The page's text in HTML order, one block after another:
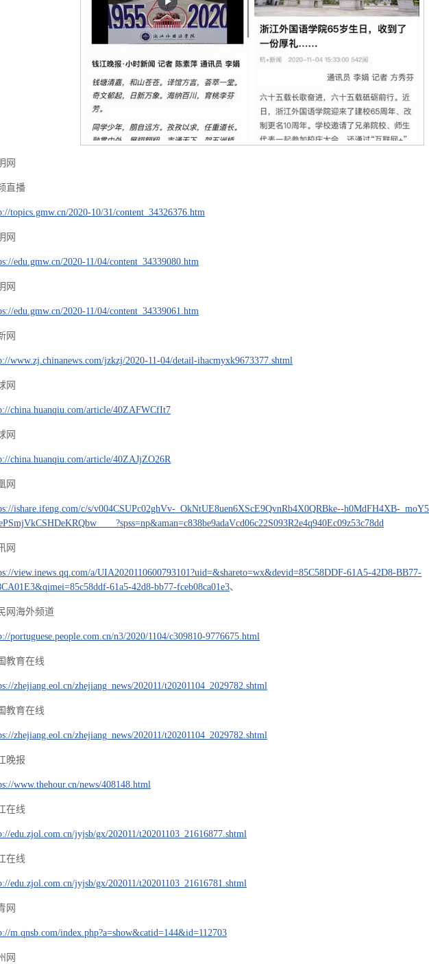
网
直播
topics.gmw.cn/2020-10/31/content_34326376.htm
网
edu.gmw.cn/2020-11/04/content_34339080.htm
网
edu.gmw.cn/2020-11/04/content_34339061.htm
网
www.zj.chinanews.com/jzkzj/2020-11-04/detail-ihacmyxk9673377.shtml
网
china.huanqiu.com/article/40ZAFWCfIt7
网
china.huanqiu.com/article/40ZAJjZO26R
网
ishare.ifeng.com/c/s/v004CSUPc02ghVv-_OkNtUE8uen6XScE9QvnRb4X0QRBke--h0MdFH4XB-
网
view.inews.qq.com/a/UIA2020110600793101?uid=&shareto=wx&devid=85C58DDF-61A5-42D8-BB77-
61a5-42d8-bb77-fceb08ca01e3、
网海外频道
portuguese.people.com.cn/n3/2020/1104/c309810-9776675.html
教育在线
zhejiang.eol.cn/zhejiang_news/202011/t20201104_2029782.shtml
教育在线
zhejiang.eol.cn/zhejiang_news/202011/t20201104_2029782.shtml
晚报
www.thehour.cn/news/408148.html
在线
edu.zjol.com.cn/jyjsb/gx/202011/t20201103_21616877.shtml
在线
edu.zjol.com.cn/jyjsb/gx/202011/t20201103_21616781.shtml
网
m.qnsb.com/index.php?a=show&catid=144&id=112703
网